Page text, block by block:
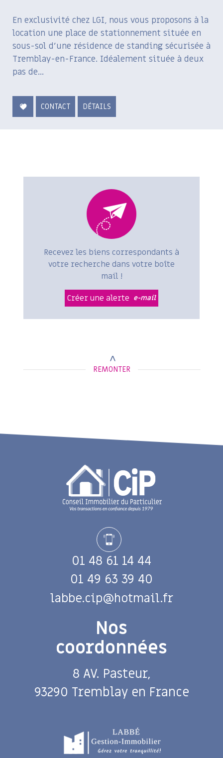
En exclusivité chez LGI, nous vous proposons à la
location une place de stationnement située en
sous-sol d'une résidence de standing sécurisée à
Tremblay-en-France. Idéalement située à deux
pas de...
CONTACT DÉTAILS
Recevez les biens correspondants à
votre recherche dans votre boîte
mail !
Créer une alerte e-mail
REMONTER
Nos
coordonnées
8 AV. Pasteur,
93290 Tremblay en France
01 48 61 14 44
01 49 63 39 40
labbe.cip@hotmail.fr